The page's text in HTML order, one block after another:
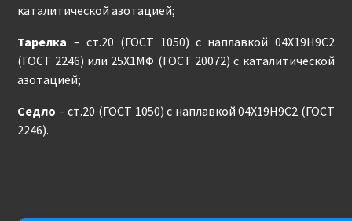
каталитической азотацией;
Тарелка – ст.20 (ГОСТ 1050) с наплавкой 04Х19Н9С2
(ГОСТ 2246) или 25Х1МФ (ГОСТ 20072) с каталитической
азотацией;
Седло – ст.20 (ГОСТ 1050) с наплавкой 04Х19Н9С2 (ГОСТ
2246).